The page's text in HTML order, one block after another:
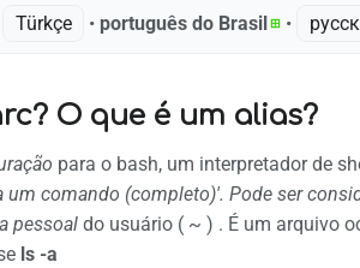
Türkçe • ‎ português do Brasil • ‎
O que é um alias?
para o bash, um interpretador de
um comando (completo)'. Pode ser
pessoaldo usuário ( ~ ) . É um arquivo
ls -a